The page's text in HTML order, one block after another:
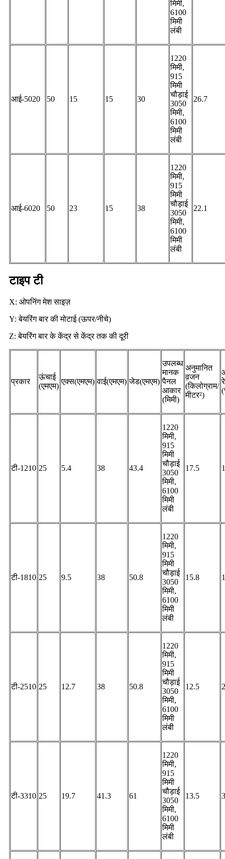
मिमी,
6100
मिमी
लंबी
आई-5020 50 15 15 30
1220
मिमी,
915
मिमी
चौड़ाई
3050
मिमी,
6100
मिमी
लंबी
26.7
आई-6020 50 23 15 38
1220
मिमी,
915
मिमी
चौड़ाई
3050
मिमी,
6100
मिमी
लंबी
22.1
टाइप टी
X: ओपनिंग मेश साइज़
Y: बेयरिंग बार की मोटाई (ऊपर/नीचे)
Z: बेयरिंग बार के केंद्र से केंद्र तक की दूरी
प्रकार
ऊंचाई
(एमएम)
एक्स(एमएम) वाई(एमएम) जेड(एमएम)
उपलब्ध
मानक
पैनल
आकार
(मिमी)
अनुमानित
व़जन
(किलोग्राम/
मीटर²)
टी-1210 25 5.4 38 43.4
1220
मिमी,
915
मिमी
चौड़ाई
3050
मिमी,
6100
मिमी
लंबी
17.5
टी-1810 25 9.5 38 50.8
1220
मिमी,
915
मिमी
चौड़ाई
3050
मिमी,
6100
मिमी
लंबी
15.8
टी-2510 25 12.7 38 50.8
1220
मिमी,
915
मिमी
चौड़ाई
3050
मिमी,
6100
मिमी
लंबी
12.5
टी-3310 25 19.7 41.3 61
1220
मिमी,
915
मिमी
चौड़ाई
3050
मिमी,
6100
मिमी
लंबी
13.5